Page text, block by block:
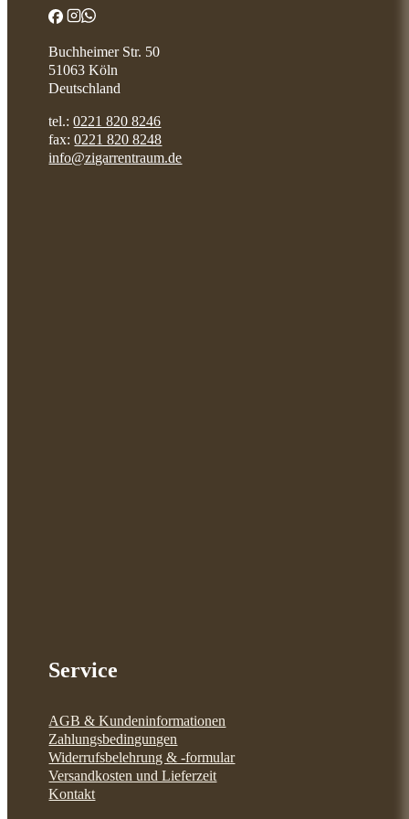
Buchheimer Str. 50
51063 Köln
Deutschland
tel.:0221 820 8246
fax:0221 820 8248
info@zigarrentraum.de
Service
AGB & Kundeninformationen
Zahlungsbedingungen
Widerrufsbelehrung & -formular
Versandkosten und Lieferzeit
Kontakt